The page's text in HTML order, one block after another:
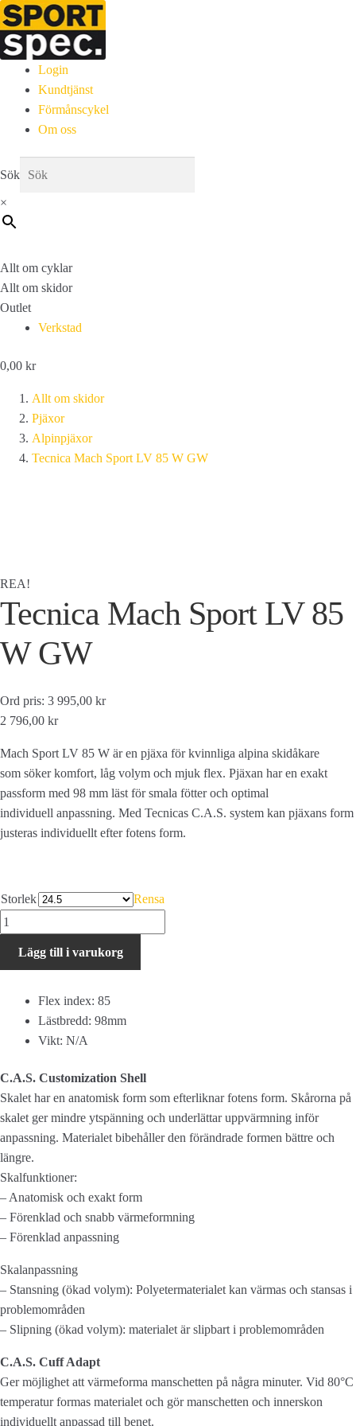
Login
Kundtjänst
Förmånscykel
Om oss
Sök
×
Allt om cyklar
Allt om skidor
Outlet
Verkstad
0,00 kr
Allt om skidor
Pjäxor
Alpinpjäxor
Tecnica Mach Sport LV 85 W GW
REA!
Tecnica Mach Sport LV 85
W GW
Ord pris: 3 995,00 kr
2 796,00 kr
Mach Sport LV 85 W är en pjäxa för kvinnliga alpina skidåkare
som söker komfort, låg volym och mjuk flex. Pjäxan har en exakt
passform med 98 mm läst för smala fötter och optimal
individuell anpassning. Med Tecnicas C.A.S. system kan pjäxans form
justeras individuellt efter fotens form.
Storlek
Rensa
Tecnica
Mach
SportLägg till i varukorg
Flex index: 85
Lästbredd: 98mm
Vikt: N/A
C.A.S. Customization Shell
Skalet har en anatomisk form som efterliknar fotens form. Skårorna på
skalet ger mindre ytspänning och underlättar uppvärmning inför
anpassning. Materialet bibehåller den förändrade formen bättre och
längre.
Skalfunktioner:
– Anatomisk och exakt form
– Förenklad och snabb värmeformning
– Förenklad anpassning
Skalanpassning
– Stansning (ökad volym): Polyetermaterialet kan värmas och stansas i
problemområden
– Slipning (ökad volym): materialet är slipbart i problemområden
C.A.S. Cuff Adapt
Ger möjlighet att värmeforma manschetten på några minuter. Vid 80°C
temperatur formas materialet och gör manschetten och innerskon
individuellt anpassad till benet.